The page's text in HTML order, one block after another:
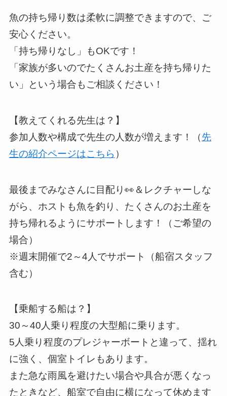
魚の持ち帰り数は柔軟に調整できますので、ご
安心ください。
「持ち帰りなし」もOKです！
「家族が多いのでたくさんお土産を持ち帰りた
い」という場合もご相談ください！
【教えてくれる先生は？】
参加人数や構成で先生の人数が増えます！（先
生の紹介ページはこちら ）
最後までみなさんに目配り👀＆レクチャーしな
がら、ホストも魚を釣り、たくさんのお土産を
持ち帰れるようにサポートします！（ご希望の
場合）
※週末開催で2～4人でサポート（船宿スタッフ
含む）
【乗船する船は？】
30～40人乗り程度の大型船に乗ります。
5人乗り程度のプレジャーボートと違って、揺れ
に強く、個室トイレもあります。
また急な雨風を避けたい場合や具合が悪くなっ
たときなど、船室で自由に横になって休めます